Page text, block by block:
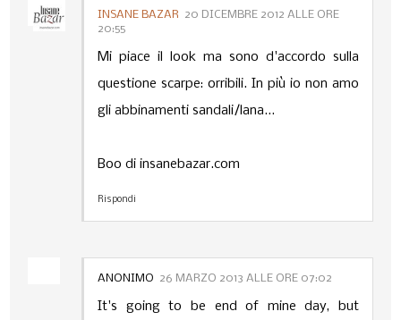
INSANE BAZAR
20 DICEMBRE 2012 ALLE ORE
20:55
Mi piace il look ma sono d'accordo sulla
questione scarpe: orribili. In più io non amo
gli abbinamenti sandali/lana...
Boo di insanebazar.com
Rispondi
ANONIMO 26 MARZO 2013 ALLE ORE 07:02
It's going to be end of mine day, but